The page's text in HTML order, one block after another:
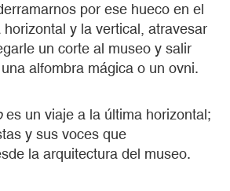
por ese hueco en el
y la vertical, atravesar
un corte al museo y salir
alfombra mágica o un ovni.
es un viaje a la última horizontal;
y sus voces que
la arquitectura del museo.